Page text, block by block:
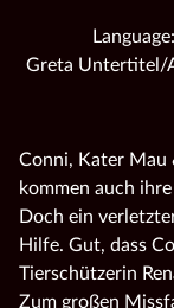
Greta Untertitel/
Conni, Kater Mau
kommen auch
Doch ein
Hilfe. Gut, dass
Tierschützerin
Zum großen